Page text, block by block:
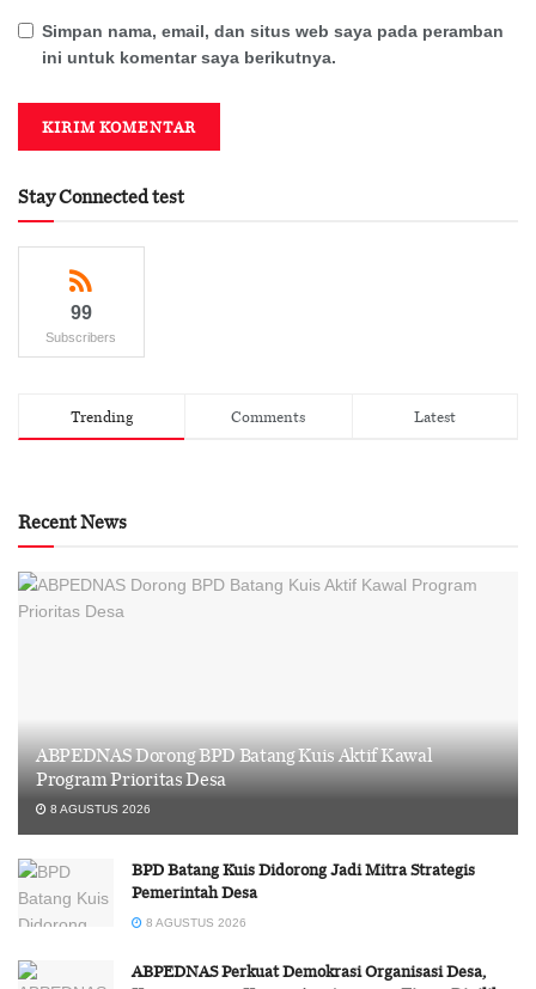
Simpan nama, email, dan situs web saya pada peramban
ini untuk komentar saya berikutnya.
Stay Connected test
99
Subscribers
Trending Comments Latest
Recent News
ABPEDNAS Dorong BPD Batang Kuis Aktif Kawal
Program Prioritas Desa
8 AGUSTUS 2026
BPD Batang Kuis Didorong Jadi Mitra Strategis
Pemerintah Desa
8 AGUSTUS 2026
ABPEDNAS Perkuat Demokrasi Organisasi Desa,